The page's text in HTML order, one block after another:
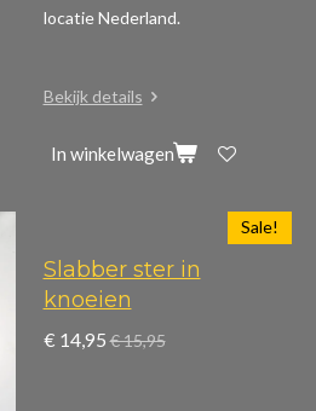
locatie Nederland.
Bekijk details
In winkelwagen
Sale!
Slabber ster in
knoeien
€ 14,95 € 15,95